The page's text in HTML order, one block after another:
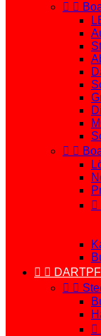
 
 

 
 
